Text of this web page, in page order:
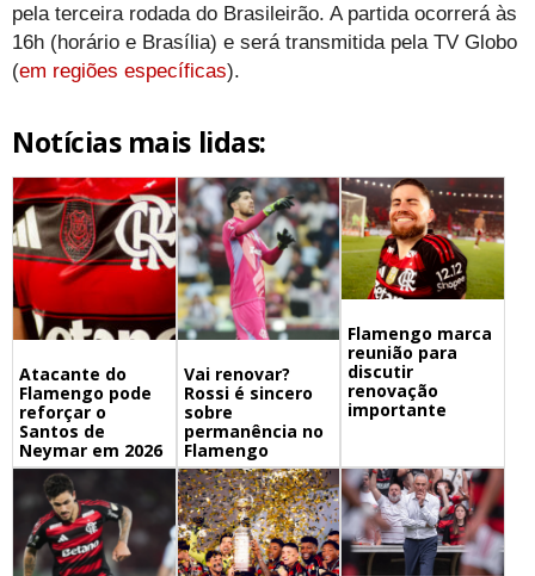
pela terceira rodada do Brasileirão. A partida ocorrerá às
16h (horário e Brasília) e será transmitida pela TV Globo
(em regiões específicas).
Notícias mais lidas:
Atacante do
Flamengo pode
reforçar o
Santos de
Neymar em 2026
Vai renovar?
Rossi é sincero
sobre
permanência no
Flamengo
Flamengo marca
reunião para
discutir
renovação
importante